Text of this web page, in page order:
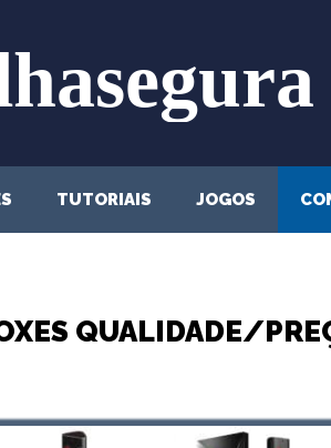
TUTORIAIS JOGOS
QUALIDADE/